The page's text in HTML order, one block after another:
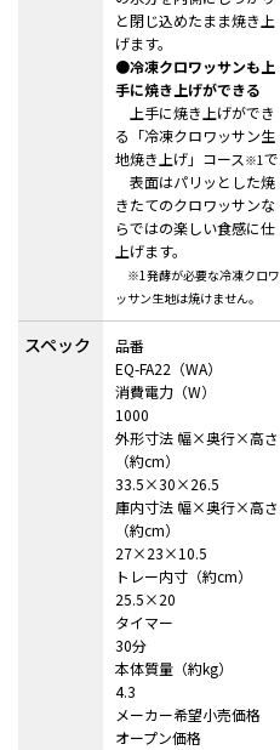
スペック
と閉じ込めたまま焼き上
げます。
●冷凍クロワッサンも上
手に焼き上げができる
上手に焼き上げができ
る 「冷凍クロワッサン生
地焼き上げ」コース ※1で
表面はパリッとした焼
きたてのクロワッサンな
らではの楽しい食感に仕
上げます。
※1発酵が必要な冷凍クロワ
ッサン生地は焼けません。
品番
EQ-FA22（WA）
消費電力（W）
1000
外形寸法 幅×奥行×高さ
（約cm）
33.5×30×26.5
庫内寸法 幅×奥行×高さ
（約cm）
27×23×10.5
トレー内寸（約cm）
25.5×20
タイマー
30分
本体質量（約kg）
4.3
メーカー希望小売価格
オープン価格